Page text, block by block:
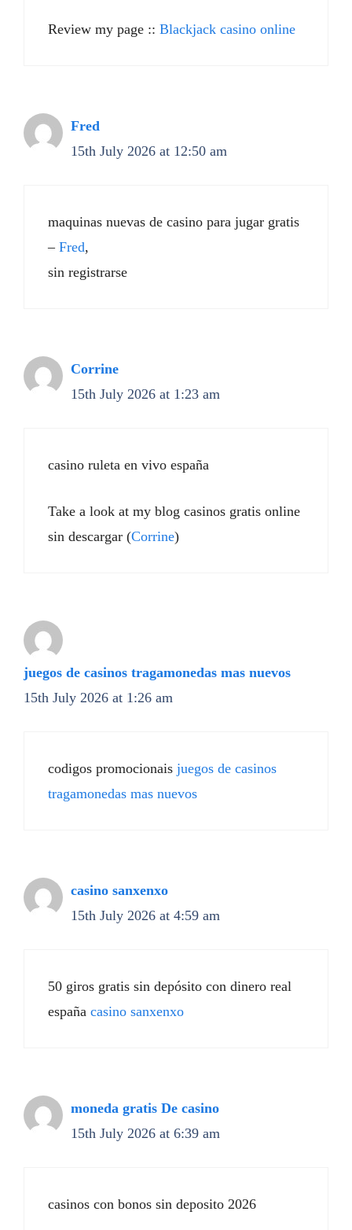
Review my page :: Blackjack casino online
Fred
15th July 2026 at 12:50 am
maquinas nuevas de casino para jugar gratis
– Fred,
sin registrarse
Corrine
15th July 2026 at 1:23 am
casino ruleta en vivo españa
Take a look at my blog casinos gratis online
sin descargar (Corrine)
juegos de casinos tragamonedas mas nuevos
15th July 2026 at 1:26 am
codigos promocionais juegos de casinos
tragamonedas mas nuevos
casino sanxenxo
15th July 2026 at 4:59 am
50 giros gratis sin depósito con dinero real
españa casino sanxenxo
moneda gratis De casino
15th July 2026 at 6:39 am
casinos con bonos sin deposito 2026